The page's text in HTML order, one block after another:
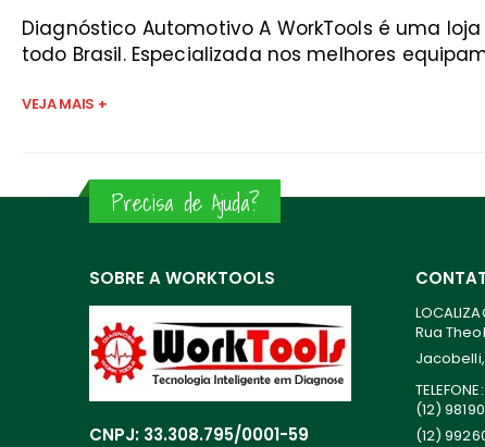
Diagnóstico Automotivo A WorkTools é uma
todo Brasil. Especializada nos melhores
VEJA MAIS +
Precisa de Ajuda?
SOBRE A WORKTOOLS
CNPJ: 33.308.795/0001-59
Rua
Jacobelli,
TELEFONE:
(12)
(12)